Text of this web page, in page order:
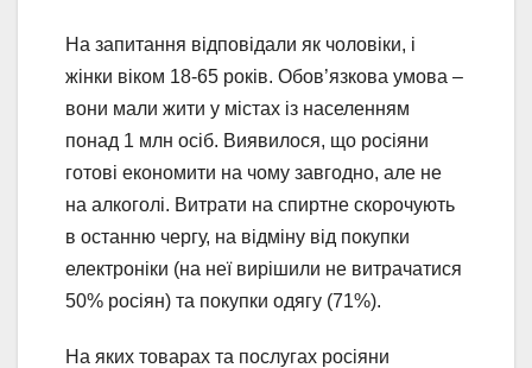
На запитання відповідали як чоловіки, і
жінки віком 18-65 років. Обов’язкова умова –
вони мали жити у містах із населенням
понад 1 млн осіб. Виявилося, що росіяни
готові економити на чому завгодно, але не
на алкоголі. Витрати на спиртне скорочують
в останню чергу, на відміну від покупки
електроніки (на неї вирішили не витрачатися
50% росіян) та покупки одягу (71%).
На яких товарах та послугах росіяни